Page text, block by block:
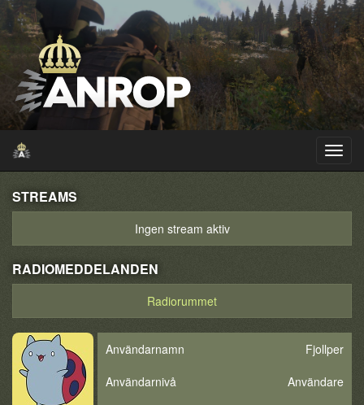
STREAMS
Ingen stream aktiv
RADIOMEDDELANDEN
Radiorummet
Användarnamn
Fjollper
Användarnivå
Användare